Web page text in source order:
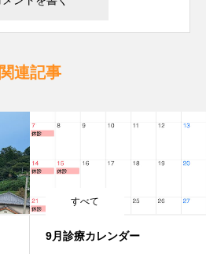
関連記事
すべて
9月診療カレンダー